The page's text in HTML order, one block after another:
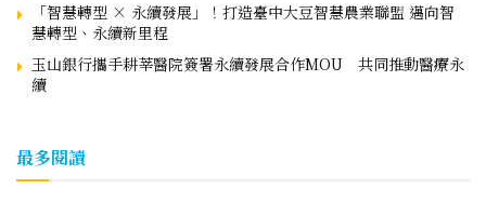
「智慧轉型 × 永續發展」！打造臺中大豆智慧農業聯盟 邁向智
慧轉型、永續新里程
玉山銀行攜手耕莘醫院簽署永續發展合作MOU 共同推動醫療永
續
最多閱讀